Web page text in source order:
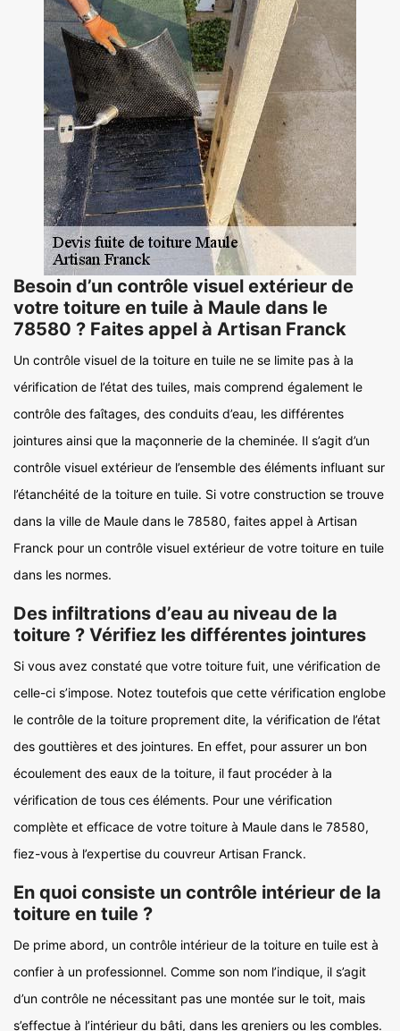
Besoin d’un contrôle visuel extérieur de
votre toiture en tuile à Maule dans le
78580 ? Faites appel à Artisan Franck
Un contrôle visuel de la toiture en tuile ne se limite pas à la
vérification de l’état des tuiles, mais comprend également le
contrôle des faîtages, des conduits d’eau, les différentes
jointures ainsi que la maçonnerie de la cheminée. Il s’agit d’un
contrôle visuel extérieur de l’ensemble des éléments influant sur
l’étanchéité de la toiture en tuile. Si votre construction se trouve
dans la ville de Maule dans le 78580, faites appel à Artisan
Franck pour un contrôle visuel extérieur de votre toiture en tuile
dans les normes.
Des infiltrations d’eau au niveau de la
toiture ? Vérifiez les différentes jointures
Si vous avez constaté que votre toiture fuit, une vérification de
celle-ci s’impose. Notez toutefois que cette vérification englobe
le contrôle de la toiture proprement dite, la vérification de l’état
des gouttières et des jointures. En effet, pour assurer un bon
écoulement des eaux de la toiture, il faut procéder à la
vérification de tous ces éléments. Pour une vérification
complète et efficace de votre toiture à Maule dans le 78580,
fiez-vous à l’expertise du couvreur Artisan Franck.
En quoi consiste un contrôle intérieur de la
toiture en tuile ?
De prime abord, un contrôle intérieur de la toiture en tuile est à
confier à un professionnel. Comme son nom l’indique, il s’agit
d’un contrôle ne nécessitant pas une montée sur le toit, mais
s’effectue à l’intérieur du bâti, dans les greniers ou les combles.